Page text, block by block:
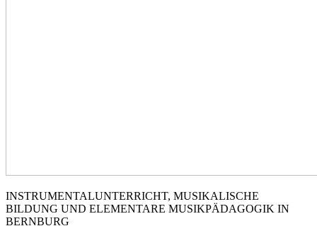
INSTRUMENTALUNTERRICHT, MUSIKALISCHE
BILDUNG UND ELEMENTARE MUSIKPÄDAGOGIK IN
BERNBURG